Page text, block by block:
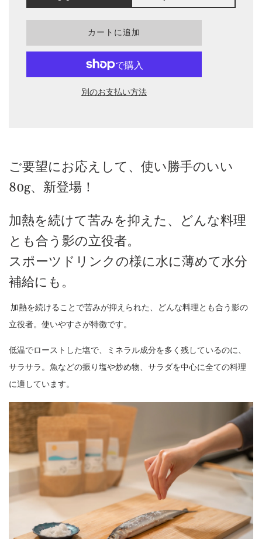
ロ
ド
中
カートに追加
別のお支払い方法
ご要望にお応えして、使い勝手のいい
80g、新登場！
加熱を続けて苦みを抑えた、どんな料理
とも合う影の立役者。
スポーツドリンクの様に水に薄めて水分
補給にも。
加熱を続けることで苦みが抑えられた、どんな料理とも合う影の
立役者。使いやすさが特徴です。
低温でローストした塩で、ミネラル成分を多く残しているのに、
サラサラ。魚などの振り塩や炒め物、サラダを中心に全ての料理
に適しています。